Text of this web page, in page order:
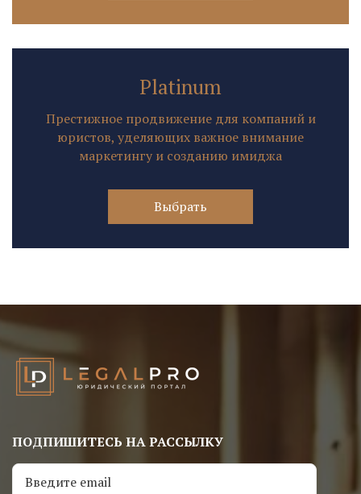
Platinum
Престижное продвижение для компаний и
юристов, уделяющих важное внимание
маркетингу и созданию имиджа
Выбрать
ПОДПИШИТЕСЬ НА РАССЫЛКУ